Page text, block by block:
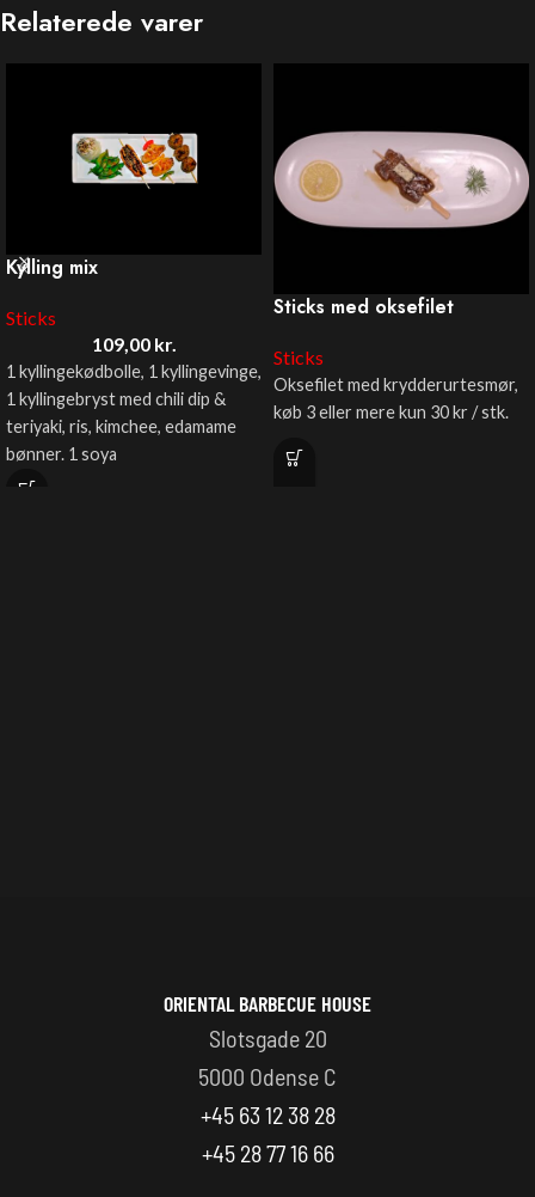
Relaterede varer
Kylling mix
Sticks
109,00 kr.
1 kyllingekødbolle, 1 kyllingevinge,
1 kyllingebryst med chili dip &
teriyaki, ris, kimchee, edamame
bønner. 1 soya
Sticks med oksefilet
Sticks
Oksefilet med krydderurtesmør,
køb 3 eller mere kun 30 kr / stk.
ORIENTAL BARBECUE HOUSE
Slotsgade 20
5000 Odense C
+45 63 12 38 28
+45 28 77 16 66